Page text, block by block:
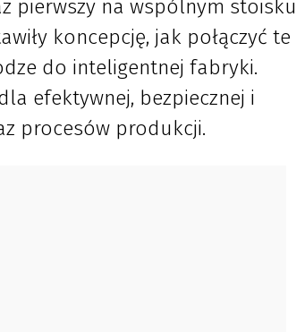
pierwszy na wspólnym stoisku
koncepcję, jak połączyć te
do inteligentnej fabryki.
efektywnej, bezpiecznej i
procesów produkcji.